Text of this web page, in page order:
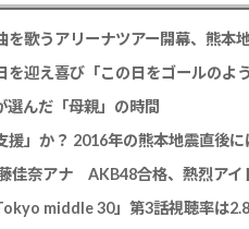
迎え喜び「この日をゴールのよう
選んだ「母親」の時間
middle 30」第3話視聴率は